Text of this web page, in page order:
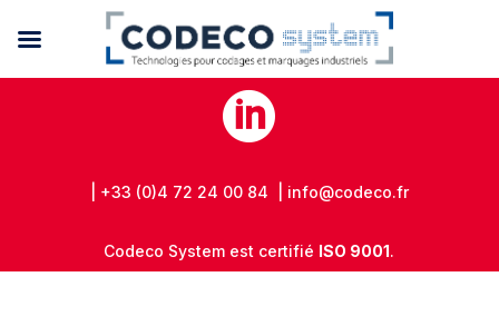

| +33 (0)4 72 24 00 84 | info@codeco.fr
Codeco System est certifié ISO 9001.